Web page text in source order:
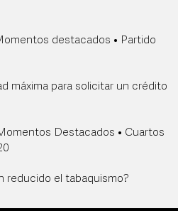
destacados • Partido
máxima para solicitar un crédito
Destacados • Cuartos
reducido el tabaquismo?